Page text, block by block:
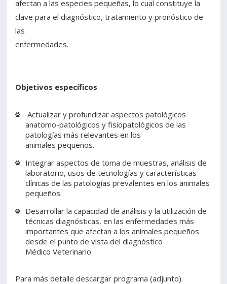
afectan a las especies pequeñas, lo cual constituye la
clave para el diagnóstico, tratamiento y pronóstico de
las
enfermedades.
Objetivos específicos
Actualizar y profundizar aspectos patológicos
anatomo-patológicos y fisiopatológicos de las
patologías más relevantes en los
animales pequeños.
Integrar aspectos de toma de muestras, análisis de
laboratorio, usos de tecnologías y características
clínicas de las patologías prevalentes en los animales
pequeños.
Desarrollar la capacidad de análisis y la utilización de
técnicas diagnósticas, en las enfermedades más
importantes que afectan a los animales pequeños
desde el punto de vista del diagnóstico
Médico Veterinario.
Para más detalle descargar programa (adjunto).